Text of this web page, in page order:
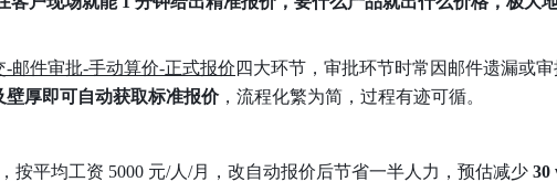
-邮件审批-手动算价-正式报价 四大环节，审批环节时常因邮件遗漏或
厚即可自动获取标准报价，流程化繁为简，过程有迹可循。
按平均工资 5000 元/人/月，改自动报价后节省一半人力，预估减少 30